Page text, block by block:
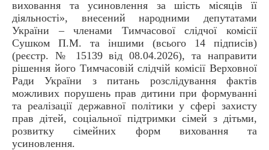
виховання та усиновлення за шість місяців її
діяльності», внесений народними депутатами
України – членами Тимчасової слідчої комісії
Сушком П.М. та іншими (всього 14 підписів)
(реєстр. № 15139 від 08.04.2026), та направити
рішення його Тимчасовій слідчій комісії Верховної
Ради України з питань розслідування фактів
можливих порушень прав дитини при формуванні
та реалізації державної політики у сфері захисту
прав дітей, соціальної підтримки сімей з дітьми,
розвитку сімейних форм виховання та
усиновлення.